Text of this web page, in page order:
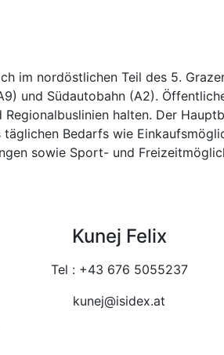
im nordöstlichen Teil des 5.
und Südautobahn (A2).
halten. Der
Bedarfs wie
sowie Sport- und
Kunej Felix
Tel : +43 676 5055237
kunej@isidex.at